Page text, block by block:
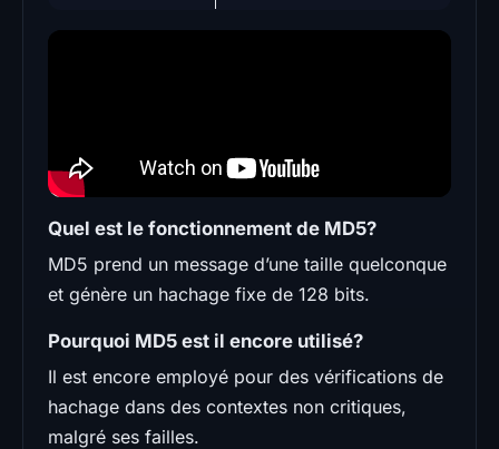
Quel est le fonctionnement de MD5?
MD5 prend un message d’une taille quelconque
et génère un hachage fixe de 128 bits.
Pourquoi MD5 est il encore utilisé?
Il est encore employé pour des vérifications de
hachage dans des contextes non critiques,
malgré ses failles.